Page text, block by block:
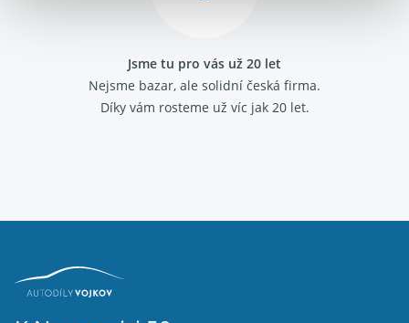
Renault Mégane Scenic 1996 - 1999
Renault Modus 2004 - 2008
Renault Modus/G. Modus 2008 - 2012
Renault Thalia II 2008 - 2012
Renault Twingo 1992 - 1998
Renault Twingo 1998 - 2007
Renault Twingo II 2007 -
Jsme tu pro vás už 20 let
Nejsme bazar, ale solidní česká firma.
Díky vám rosteme už víc jak 20 let.